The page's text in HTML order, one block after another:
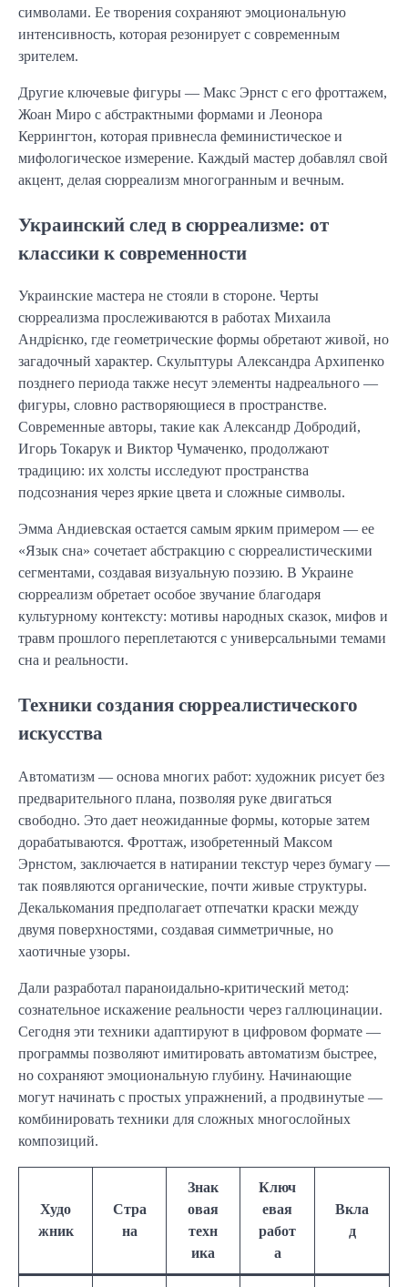
символами. Ее творения сохраняют эмоциональную
интенсивность, которая резонирует с современным
зрителем.
Другие ключевые фигуры — Макс Эрнст с его фроттажем,
Жоан Миро с абстрактными формами и Леонора
Керрингтон, которая привнесла феминистическое и
мифологическое измерение. Каждый мастер добавлял свой
акцент, делая сюрреализм многогранным и вечным.
Украинский след в сюрреализме: от
классики к современности
Украинские мастера не стояли в стороне. Черты
сюрреализма прослеживаются в работах Михаила
Андрієнко, где геометрические формы обретают живой, но
загадочный характер. Скульптуры Александра Архипенко
позднего периода также несут элементы надреального —
фигуры, словно растворяющиеся в пространстве.
Современные авторы, такие как Александр Добродий,
Игорь Токарук и Виктор Чумаченко, продолжают
традицию: их холсты исследуют пространства
подсознания через яркие цвета и сложные символы.
Эмма Андиевская остается самым ярким примером — ее
«Язык сна» сочетает абстракцию с сюрреалистическими
сегментами, создавая визуальную поэзию. В Украине
сюрреализм обретает особое звучание благодаря
культурному контексту: мотивы народных сказок, мифов и
травм прошлого переплетаются с универсальными темами
сна и реальности.
Техники создания сюрреалистического
искусства
Автоматизм — основа многих работ: художник рисует без
предварительного плана, позволяя руке двигаться
свободно. Это дает неожиданные формы, которые затем
дорабатываются. Фроттаж, изобретенный Максом
Эрнстом, заключается в натирании текстур через бумагу —
так появляются органические, почти живые структуры.
Декалькомания предполагает отпечатки краски между
двумя поверхностями, создавая симметричные, но
хаотичные узоры.
Дали разработал параноидально-критический метод:
сознательное искажение реальности через галлюцинации.
Сегодня эти техники адаптируют в цифровом формате —
программы позволяют имитировать автоматизм быстрее,
но сохраняют эмоциональную глубину. Начинающие
могут начинать с простых упражнений, а продвинутые —
комбинировать техники для сложных многослойных
композиций.
Худо
жник
Стра
на
Знак
овая
техн
ика
Ключ
евая
работ
а
Вкла
д